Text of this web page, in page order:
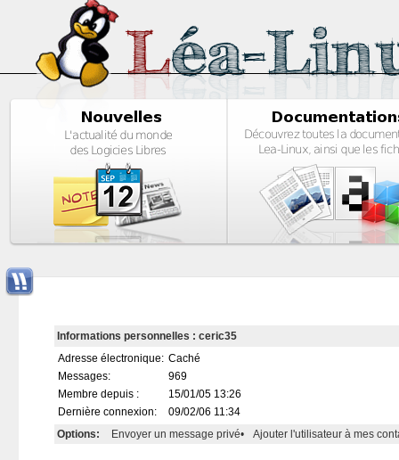
Informations personnelles : ceric35
Adresse électronique: Caché
Messages:
969
Membre depuis :
15/01/05 13:26
Dernière connexion:
09/02/06 11:34
Options:
Envoyer un message privé• Ajouter l'utilisateur à mes